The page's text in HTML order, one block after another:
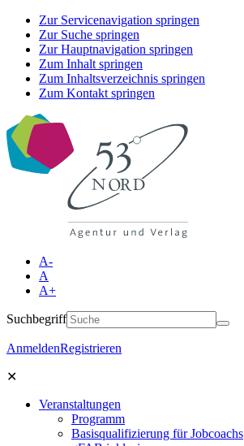
Zur Servicenavigation springen
Zur Suche springen
Zur Hauptnavigation springen
Zum Inhalt springen
Zum Inhaltsverzeichnis springen
Zum Kontakt springen
A-
A
A+
Suchbegriff
AnmeldenRegistrieren
✕
Veranstaltungen
Programm
Basisqualifizierung für Jobcoachs